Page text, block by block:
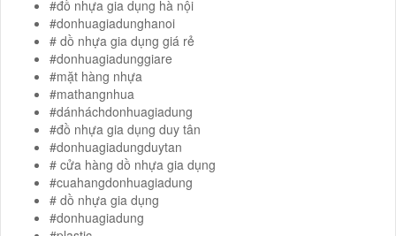
#đồ nhựa gia dụng hà nội
#donhuagiadunghanoi
# dồ nhựa gia dụng giá rẻ
#donhuagiadunggiare
#mặt hàng nhựa
#mathangnhua
#dánháchdonhuagiadung
#đồ nhựa gia dụng duy tân
#donhuagiadungduytan
# cửa hàng dồ nhựa gia dụng
#cuahangdonhuagiadung
# dồ nhựa gia dụng
#donhuagiadung